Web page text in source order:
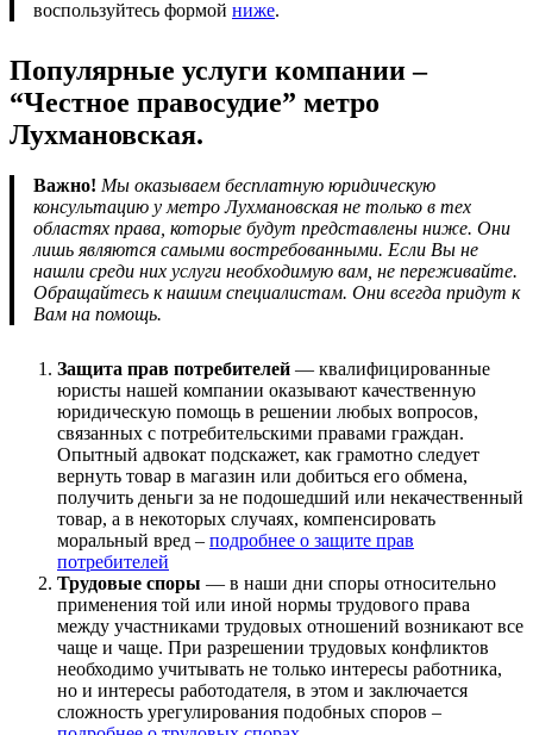
воспользуйтесь формой ниже.
Популярные услуги компании –
“Честное правосудие” метро
Лухмановская.
Важно! Мы оказываем бесплатную юридическую
консультацию у метро Лухмановская не только в тех
областях права, которые будут представлены ниже. Они
лишь являются самыми востребованными. Если Вы не
нашли среди них услуги необходимую вам, не переживайте.
Обращайтесь к нашим специалистам. Они всегда придут к
Вам на помощь.
Защита прав потребителей — квалифицированные
юристы нашей компании оказывают качественную
юридическую помощь в решении любых вопросов,
связанных с потребительскими правами граждан.
Опытный адвокат подскажет, как грамотно следует
вернуть товар в магазин или добиться его обмена,
получить деньги за не подошедший или некачественный
товар, а в некоторых случаях, компенсировать
моральный вред – подробнее о защите прав
потребителей
Трудовые споры — в наши дни споры относительно
применения той или иной нормы трудового права
между участниками трудовых отношений возникают все
чаще и чаще. При разрешении трудовых конфликтов
необходимо учитывать не только интересы работника,
но и интересы работодателя, в этом и заключается
сложность урегулирования подобных споров –